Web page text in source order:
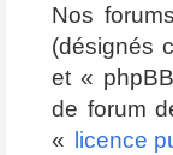
Nos
(désignés
et «
de forum
«
licence